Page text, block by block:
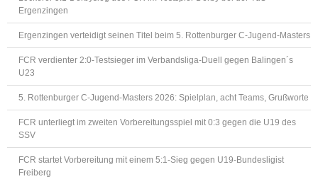
Ergenzingen
Ergenzingen verteidigt seinen Titel beim 5. Rottenburger C-Jugend-Masters
FCR verdienter 2:0-Testsieger im Verbandsliga-Duell gegen Balingen´s
U23
5. Rottenburger C-Jugend-Masters 2026: Spielplan, acht Teams, Grußworte
FCR unterliegt im zweiten Vorbereitungsspiel mit 0:3 gegen die U19 des
SSV
FCR startet Vorbereitung mit einem 5:1-Sieg gegen U19-Bundesligist
Freiberg